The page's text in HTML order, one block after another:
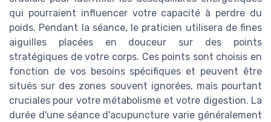
qui pourraient influencer votre capacité à perdre du
poids. Pendant la séance, le praticien utilisera de fines
aiguilles placées en douceur sur des points
stratégiques de votre corps. Ces points sont choisis en
fonction de vos besoins spécifiques et peuvent être
situés sur des zones souvent ignorées, mais pourtant
cruciales pour votre métabolisme et votre digestion. La
durée d'une séance d'acupuncture varie généralement